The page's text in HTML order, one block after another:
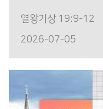
열왕기상 19:9-12
2026-07-05